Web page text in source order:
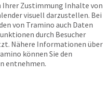
Ihrer Zustimmung Inhalte von
visuell darzustellen. Bei
von Tramino auch Daten
durch Besucher
Nähere Informationen über
können Sie den
entnehmen.